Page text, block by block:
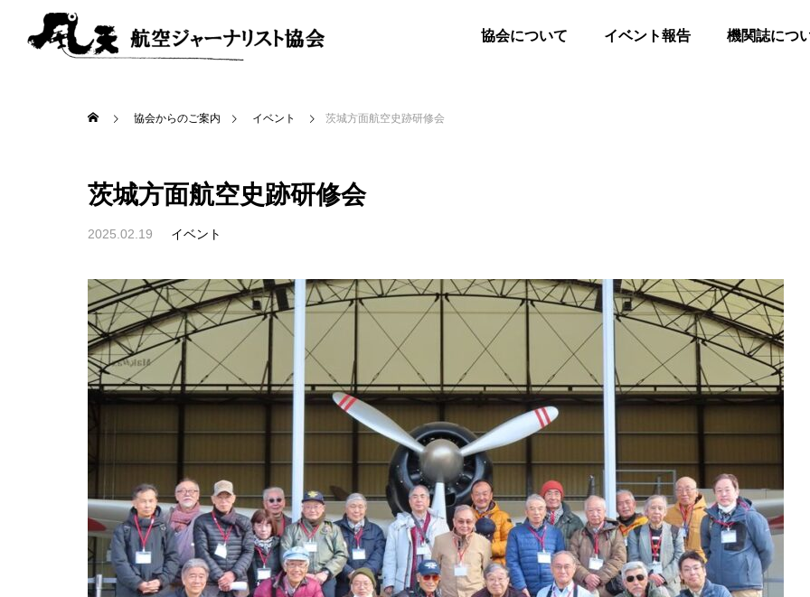
協会について イベント報告 機関誌につ
協会からのご案内 イベント 茨城方面航空史跡研修会
茨城方面航空史跡研修会
2025.02.19 イベント